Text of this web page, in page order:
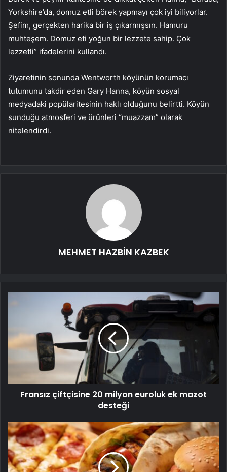
Yorkshire’da, domuz etli börek yapmayı çok iyi biliyorlar.
Şefim, gerçekten harika bir iş çıkarmışsın. Hamuru
muhteşem. Domuz eti yoğun bir lezzete sahip. Çok
lezzetli” ifadelerini kullandı.
Ziyaretinin sonunda Wentworth köyünün korumacı
tutumunu takdir eden Gary Hanna, köyün sosyal
medyadaki popülaritesinin haklı olduğunu belirtti. Köyün
sunduğu atmosferi ve ürünleri “muazzam” olarak
nitelendirdi.
MEHMET HAZBİN KAZBEK
Fransız çiftçisine 20 milyon euroluk ek mazot
desteği